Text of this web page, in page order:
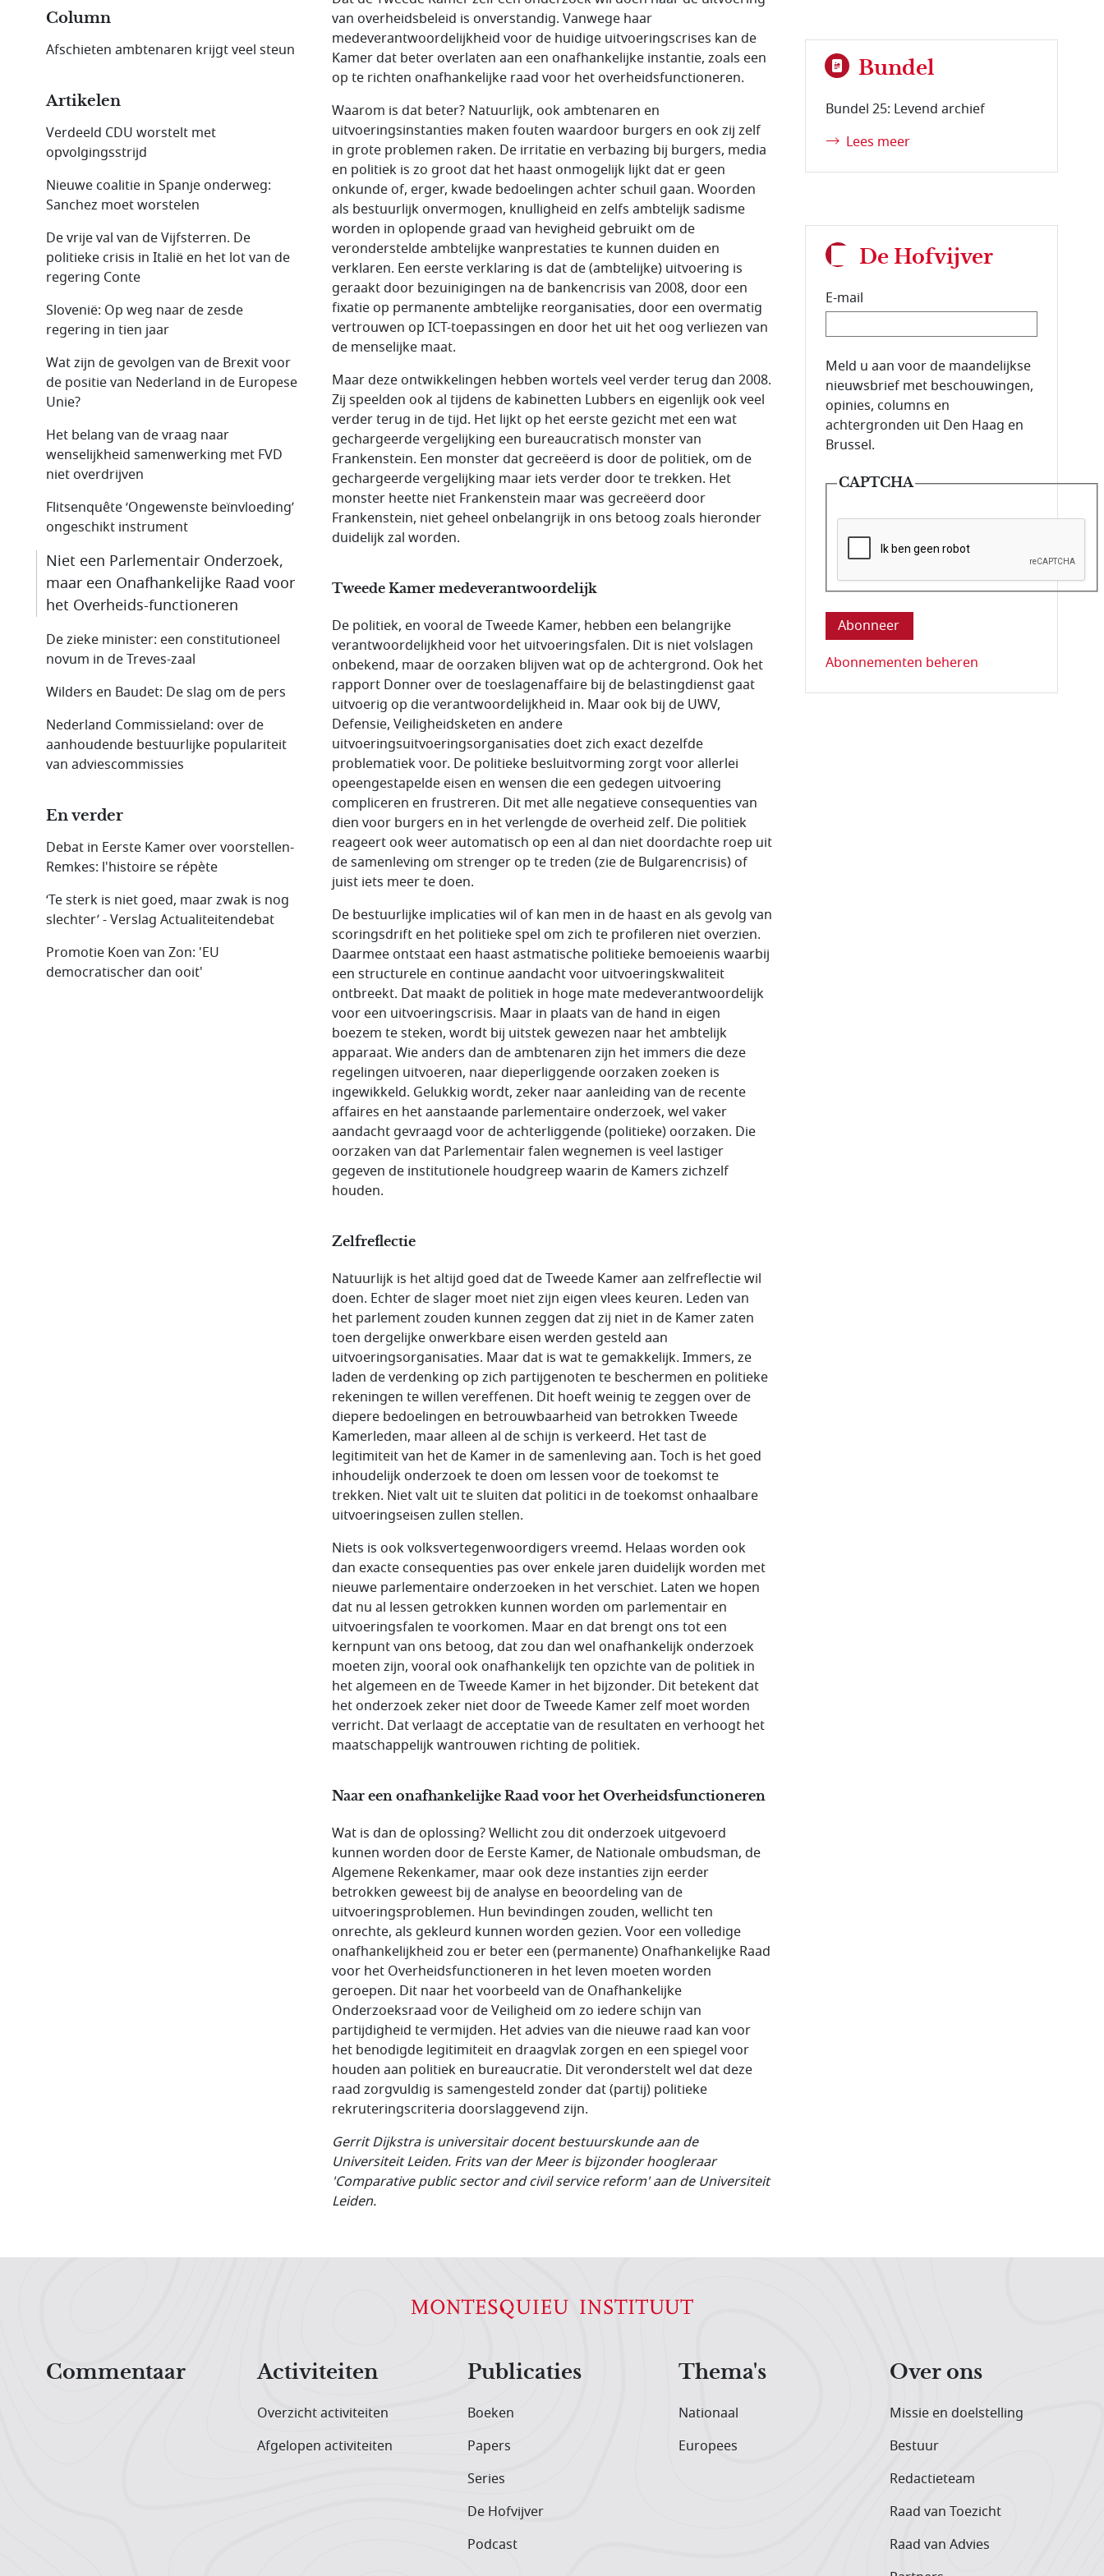
van overheidsbeleid is onverstandig. Vanwege haar
medeverantwoordelijkheid voor de huidige uitvoeringscrises kan de
Kamer dat beter overlaten aan een onafhankelijke instantie, zoals een
op te richten onafhankelijke raad voor het overheidsfunctioneren.
Waarom is dat beter? Natuurlijk, ook ambtenaren en
uitvoeringsinstanties maken fouten waardoor burgers en ook zij zelf
in grote problemen raken. De irritatie en verbazing bij burgers, media
en politiek is zo groot dat het haast onmogelijk lijkt dat er geen
onkunde of, erger, kwade bedoelingen achter schuil gaan. Woorden
als bestuurlijk onvermogen, knulligheid en zelfs ambtelijk sadisme
worden in oplopende graad van hevigheid gebruikt om de
veronderstelde ambtelijke wanprestaties te kunnen duiden en
verklaren. Een eerste verklaring is dat de (ambtelijke) uitvoering is
geraakt door bezuinigingen na de bankencrisis van 2008, door een
fixatie op permanente ambtelijke reorganisaties, door een overmatig
vertrouwen op ICT-toepassingen en door het uit het oog verliezen van
de menselijke maat.
Maar deze ontwikkelingen hebben wortels veel verder terug dan 2008.
Zij speelden ook al tijdens de kabinetten Lubbers en eigenlijk ook veel
verder terug in de tijd. Het lijkt op het eerste gezicht met een wat
gechargeerde vergelijking een bureaucratisch monster van
Frankenstein. Een monster dat gecreëerd is door de politiek, om de
gechargeerde vergelijking maar iets verder door te trekken. Het
monster heette niet Frankenstein maar was gecreëerd door
Frankenstein, niet geheel onbelangrijk in ons betoog zoals hieronder
duidelijk zal worden.
Tweede Kamer medeverantwoordelijk
De politiek, en vooral de Tweede Kamer, hebben een belangrijke
verantwoordelijkheid voor het uitvoeringsfalen. Dit is niet volslagen
onbekend, maar de oorzaken blijven wat op de achtergrond. Ook het
rapport Donner over de toeslagenaffaire bij de belastingdienst gaat
uitvoerig op die verantwoordelijkheid in. Maar ook bij de UWV,
Defensie, Veiligheidsketen en andere
uitvoeringsuitvoeringsorganisaties doet zich exact dezelfde
problematiek voor. De politieke besluitvorming zorgt voor allerlei
opeengestapelde eisen en wensen die een gedegen uitvoering
compliceren en frustreren. Dit met alle negatieve consequenties van
dien voor burgers en in het verlengde de overheid zelf. Die politiek
reageert ook weer automatisch op een al dan niet doordachte roep uit
de samenleving om strenger op te treden (zie de Bulgarencrisis) of
juist iets meer te doen.
De bestuurlijke implicaties wil of kan men in de haast en als gevolg van
scoringsdrift en het politieke spel om zich te profileren niet overzien.
Daarmee ontstaat een haast astmatische politieke bemoeienis waarbij
een structurele en continue aandacht voor uitvoeringskwaliteit
ontbreekt. Dat maakt de politiek in hoge mate medeverantwoordelijk
voor een uitvoeringscrisis. Maar in plaats van de hand in eigen
boezem te steken, wordt bij uitstek gewezen naar het ambtelijk
apparaat. Wie anders dan de ambtenaren zijn het immers die deze
regelingen uitvoeren, naar dieperliggende oorzaken zoeken is
ingewikkeld. Gelukkig wordt, zeker naar aanleiding van de recente
affaires en het aanstaande parlementaire onderzoek, wel vaker
aandacht gevraagd voor de achterliggende (politieke) oorzaken. Die
oorzaken van dat Parlementair falen wegnemen is veel lastiger
gegeven de institutionele houdgreep waarin de Kamers zichzelf
houden.
Zelfreflectie
Natuurlijk is het altijd goed dat de Tweede Kamer aan zelfreflectie wil
doen. Echter de slager moet niet zijn eigen vlees keuren. Leden van
het parlement zouden kunnen zeggen dat zij niet in de Kamer zaten
toen dergelijke onwerkbare eisen werden gesteld aan
uitvoeringsorganisaties. Maar dat is wat te gemakkelijk. Immers, ze
laden de verdenking op zich partijgenoten te beschermen en politieke
rekeningen te willen vereffenen. Dit hoeft weinig te zeggen over de
diepere bedoelingen en betrouwbaarheid van betrokken Tweede
Kamerleden, maar alleen al de schijn is verkeerd. Het tast de
legitimiteit van het de Kamer in de samenleving aan. Toch is het goed
inhoudelijk onderzoek te doen om lessen voor de toekomst te
trekken. Niet valt uit te sluiten dat politici in de toekomst onhaalbare
uitvoeringseisen zullen stellen.
Niets is ook volksvertegenwoordigers vreemd. Helaas worden ook
dan exacte consequenties pas over enkele jaren duidelijk worden met
nieuwe parlementaire onderzoeken in het verschiet. Laten we hopen
dat nu al lessen getrokken kunnen worden om parlementair en
uitvoeringsfalen te voorkomen. Maar en dat brengt ons tot een
kernpunt van ons betoog, dat zou dan wel onafhankelijk onderzoek
moeten zijn, vooral ook onafhankelijk ten opzichte van de politiek in
het algemeen en de Tweede Kamer in het bijzonder. Dit betekent dat
het onderzoek zeker niet door de Tweede Kamer zelf moet worden
verricht. Dat verlaagt de acceptatie van de resultaten en verhoogt het
maatschappelijk wantrouwen richting de politiek.
Naar een onafhankelijke Raad voor het Overheidsfunctioneren
Wat is dan de oplossing? Wellicht zou dit onderzoek uitgevoerd
kunnen worden door de Eerste Kamer, de Nationale ombudsman, de
Algemene Rekenkamer, maar ook deze instanties zijn eerder
betrokken geweest bij de analyse en beoordeling van de
uitvoeringsproblemen. Hun bevindingen zouden, wellicht ten
onrechte, als gekleurd kunnen worden gezien. Voor een volledige
onafhankelijkheid zou er beter een (permanente) Onafhankelijke Raad
voor het Overheidsfunctioneren in het leven moeten worden
geroepen. Dit naar het voorbeeld van de Onafhankelijke
Onderzoeksraad voor de Veiligheid om zo iedere schijn van
partijdigheid te vermijden. Het advies van die nieuwe raad kan voor
het benodigde legitimiteit en draagvlak zorgen en een spiegel voor
houden aan politiek en bureaucratie. Dit veronderstelt wel dat deze
raad zorgvuldig is samengesteld zonder dat (partij) politieke
rekruteringscriteria doorslaggevend zijn.
Gerrit Dijkstra is universitair docent bestuurskunde aan de
Universiteit Leiden. Frits van der Meer is bijzonder hoogleraar
'Comparative public sector and civil service reform' aan de Universiteit
Leiden.
Column
Afschieten ambtenaren krijgt veel steun
Artikelen
Verdeeld CDU worstelt met
opvolgingsstrijd
Nieuwe coalitie in Spanje onderweg:
Sanchez moet worstelen
De vrije val van de Vijfsterren. De
politieke crisis in Italië en het lot van de
regering Conte
Slovenië: Op weg naar de zesde
regering in tien jaar
Wat zijn de gevolgen van de Brexit voor
de positie van Nederland in de Europese
Unie?
Het belang van de vraag naar
wenselijkheid samenwerking met FVD
niet overdrijven
Flitsenquête ‘Ongewenste beïnvloeding’
ongeschikt instrument
Niet een Parlementair Onderzoek,
maar een Onafhankelijke Raad voor
het Overheids-functioneren
De zieke minister: een constitutioneel
novum in de Treves-zaal
Wilders en Baudet: De slag om de pers
Nederland Commissieland: over de
aanhoudende bestuurlijke populariteit
van adviescommissies
En verder
Debat in Eerste Kamer over voorstellen-
Remkes: l'histoire se répète
‘Te sterk is niet goed, maar zwak is nog
slechter’ - Verslag Actualiteitendebat
Promotie Koen van Zon: 'EU
democratischer dan ooit'
Bundel
Bundel 25: Levend archief
Lees meer
De Hofvijver
E-mail
E-mailadres van de abonnee.
Meld u aan voor de maandelijkse
nieuwsbrief met beschouwingen,
opinies, columns en
achtergronden uit Den Haag en
Brussel.
CAPTCHA
Deze vraag is om te controleren dat u
Abonnementen beheren
Commentaar
Activiteiten
Overzicht activiteiten
Afgelopen activiteiten
Publicaties
Boeken
Papers
Series
De Hofvijver
Podcast
Thema's
Nationaal
Europees
Over ons
Missie en doelstelling
Bestuur
Redactieteam
Raad van Toezicht
Raad van Advies